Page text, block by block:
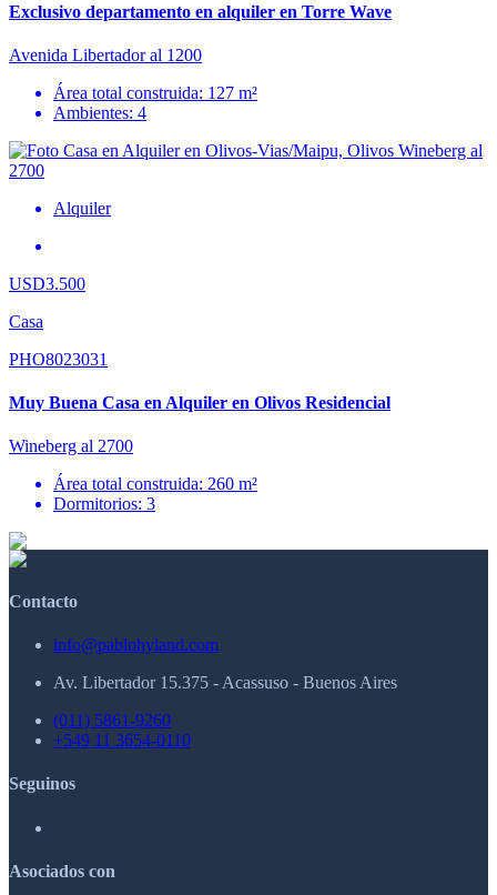
Exclusivo departamento en alquiler en Torre Wave
Avenida Libertador al 1200
Área total construida: 127 m²
Ambientes: 4
Alquiler
USD3.500
Casa
PHO8023031
Muy Buena Casa en Alquiler en Olivos Residencial
Wineberg al 2700
Área total construida: 260 m²
Dormitorios: 3
Contacto
info@pablohyland.com
Av. Libertador 15.375 - Acassuso - Buenos Aires
(011) 5861-9260
+549 11 3654-0110
Seguinos
Asociados con